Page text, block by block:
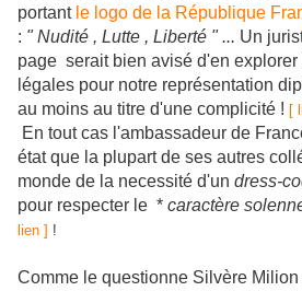
portant le logo de la République
: " Nudité , Lutte , Liberté " ... Un
page serait bien avisé d'en
légales pour notre représentation
au moins au titre d'une complicité ! [
En tout cas l'ambassadeur de
état que la plupart de ses autres
monde de la necessité d'un dress-
pour respecter le * caractère
lien ] !
Comme le questionne Silvère